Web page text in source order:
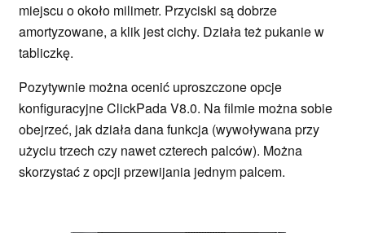
miejscu o około milimetr. Przyciski są dobrze
amortyzowane, a klik jest cichy. Działa też pukanie w
tabliczkę.
Pozytywnie można ocenić uproszczone opcje
konfiguracyjne ClickPada V8.0. Na filmie można sobie
obejrzeć, jak działa dana funkcja (wywoływana przy
użyciu trzech czy nawet czterech palców). Można
skorzystać z opcji przewijania jednym palcem.